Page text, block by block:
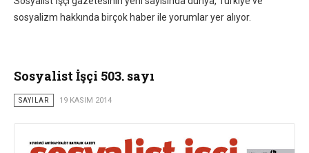
sosyalizm hakkında birçok haber ile yorumlar yer alıyor.
Sosyalist İşçi 503. sayı
SAYILAR 19 KASIM 2014